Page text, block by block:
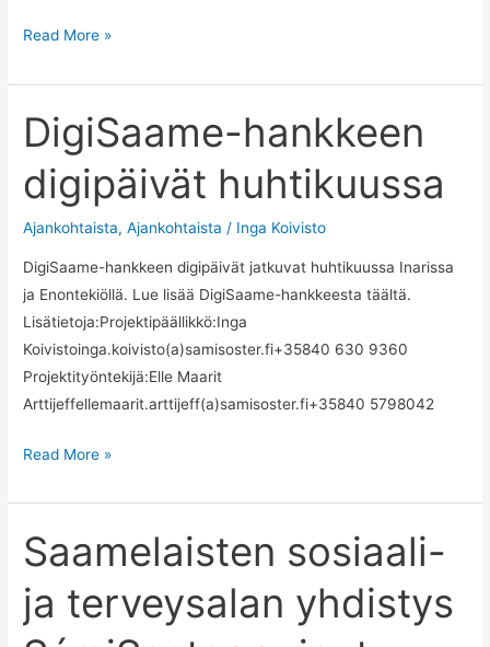
Saamelaislasten
2025
Read More »
DigiSaame-hankkeen
digipäivät huhtikuussa
Ajankohtaista,Ajankohtaista / Inga Koivisto
DigiSaame-hankkeen digipäivät jatkuvat huhtikuussa Inarissa
ja Enontekiöllä. Lue lisää DigiSaame-hankkeesta täältä.
Lisätietoja:Projektipäällikkö:Inga
Koivistoinga.koivisto(a)samisoster.fi+35840 630 9360
Projektityöntekijä:Elle Maarit
Arttijeffellemaarit.arttijeff(a)samisoster.fi+35840 5798042
DigiSaame-
digipäivät
huhtikuussa
Read More »
Saamelaisten sosiaali-
ja terveysalan yhdistys